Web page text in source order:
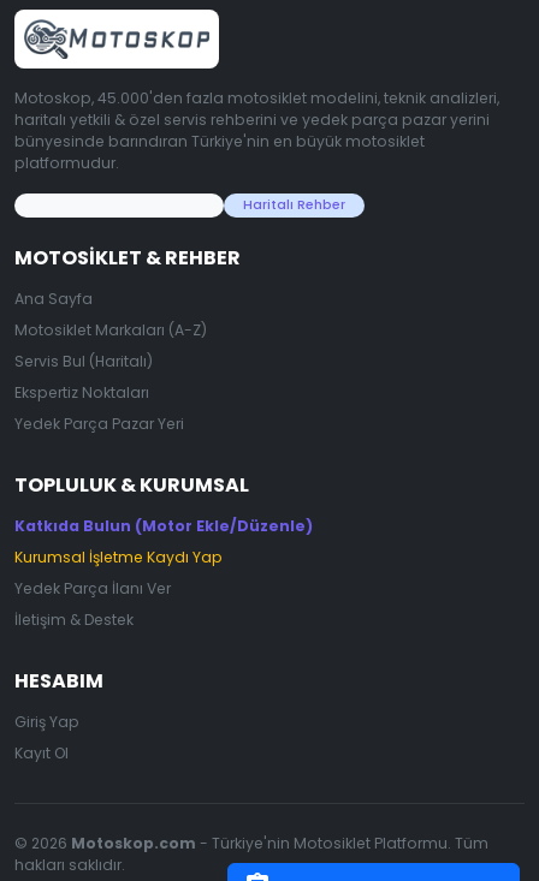
Motoskop, 45.000'den fazla motosiklet modelini, teknik analizleri,
haritalı yetkili & özel servis rehberini ve yedek parça pazar yerini
bünyesinde barındıran Türkiye'nin en büyük motosiklet
platformudur.
Haritalı Rehber
MOTOSIKLET & REHBER
Ana Sayfa
Motosiklet Markaları (A-Z)
Servis Bul (Haritalı)
Ekspertiz Noktaları
Yedek Parça Pazar Yeri
TOPLULUK & KURUMSAL
Katkıda Bulun (Motor Ekle/Düzenle)
Kurumsal İşletme Kaydı Yap
Yedek Parça İlanı Ver
İletişim & Destek
HESABIM
Giriş Yap
Kayıt Ol
© 2026 Motoskop.com - Türkiye'nin Motosiklet Platformu. Tüm
hakları saklıdır.